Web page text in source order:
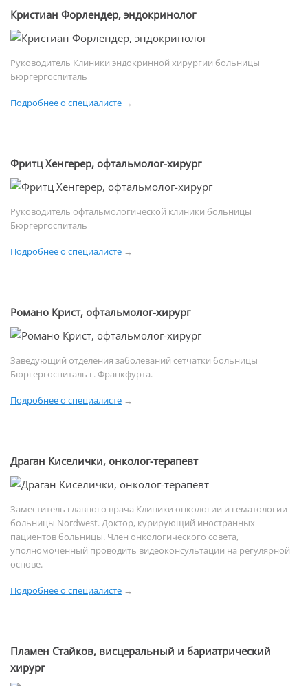
Кристиан Форлендер, эндокринолог
Руководитель Клиники эндокринной хирургии больницы
Бюргергоспиталь
Подробнее о специалисте →
Фритц Хенгерер, офтальмолог-хирург
Руководитель офтальмологической клиники больницы
Бюргергоспиталь
Подробнее о специалисте →
Романо Крист, офтальмолог-хирург
Заведующий отделения заболеваний сетчатки больницы
Бюргергоспиталь г. Франкфурта.
Подробнее о специалисте →
Драган Киселички, онколог-терапевт
Заместитель главного врача Клиники онкологии и гематологии
больницы Nordwest. Доктор, курирующий иностранных
пациентов больницы. Член онкологического совета,
уполномоченный проводить видеоконсультации на регулярной
основе.
Подробнее о специалисте →
Пламен Стайков, висцеральный и бариатрический
хирург